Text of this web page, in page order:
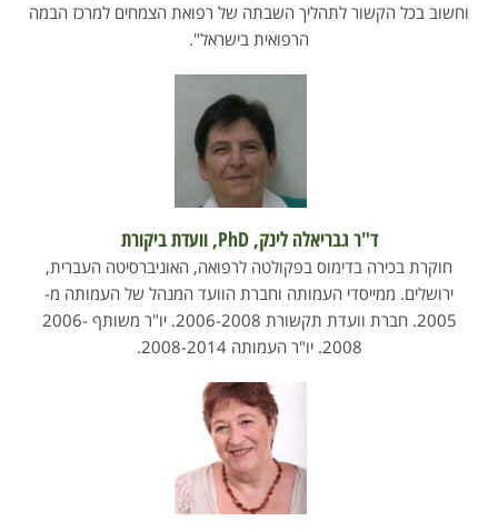
וחשוב בכל הקשור לתהליך השבתה של רפואת הצמחים למרכז הבמה
הרפואית בישראל".
ד"ר גבריאלה לינק, PhD, וועדת ביקורת
חוקרת בכירה בדימוס בפקולטה לרפואה, האוניברסיטה העברית,
ירושלים. ממייסדי העמותה וחברת הוועד המנהל של העמותה מ-
2005. חברת וועדת תקשורת 2006-2008. יו"ר משותף 2006-
2008. יו"ר העמותה 2008-2014.